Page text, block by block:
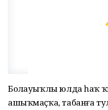
Боҙлауыҡлы юлда һаҡ
ашыҡмаҫҡа, табанға